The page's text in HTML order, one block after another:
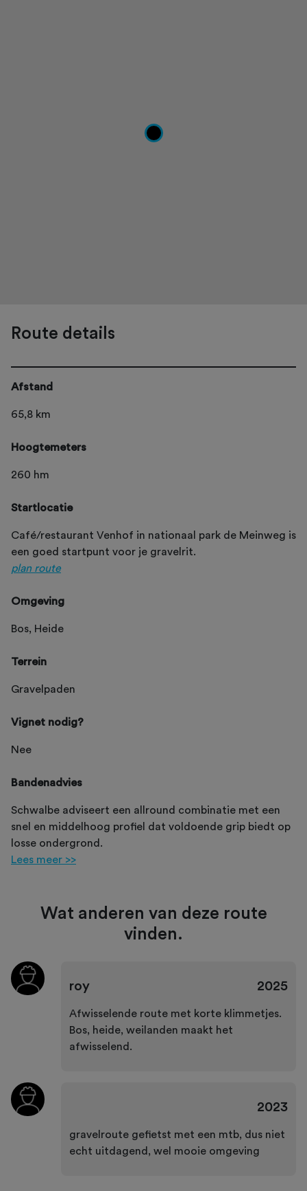
Route details
Afstand
65,8 km
Hoogtemeters
260 hm
Startlocatie
Café/restaurant Venhof in nationaal park de Meinweg is
een goed startpunt voor je gravelrit.
plan route
Omgeving
Bos, Heide
Terrein
Gravelpaden
Vignet nodig?
Nee
Bandenadvies
Schwalbe adviseert een allround combinatie met een
snel en middelhoog profiel dat voldoende grip biedt op
losse ondergrond.
Lees meer >>
Wat anderen van deze route
vinden.
roy 2025
Afwisselende route met korte klimmetjes.
Bos, heide, weilanden maakt het
afwisselend.
2023
gravelroute gefietst met een mtb, dus niet
echt uitdagend, wel mooie omgeving